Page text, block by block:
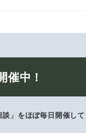
催中！
」をほぼ毎日開催して